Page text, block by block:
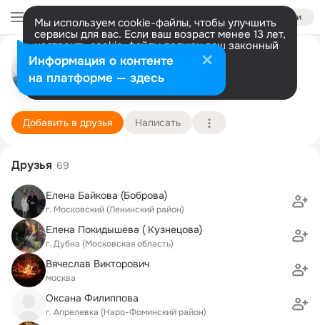
Войти
Мы используем cookie-файлы, чтобы улучшить
сервисы для вас. Если ваш возраст менее 13 лет,
настроить cookie-файлы должен ваш законный
представитель. Больше информации
Разрешить все Настроить
Иван Кузнецов
Москва 2 марта (44 года)
Подробнее
Добавить в друзья Написать
Друзья 69
Елена Байкова (Боброва)
г. Московский (Ленинский район)
Елена Покидышева ( Кузнецова)
г. Дубна (Московская область)
Вячеслав Викторович
москва
Оксана Филиппова
г. Апрелевка (Наро-Фоминский район)
Информация о контенте
на платформе — здесь